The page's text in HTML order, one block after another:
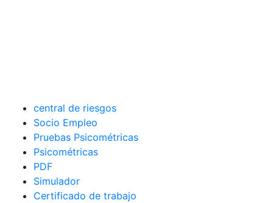
central de riesgos
Socio Empleo
Pruebas Psicométricas
Psicométricas
PDF
Simulador
Certificado de trabajo